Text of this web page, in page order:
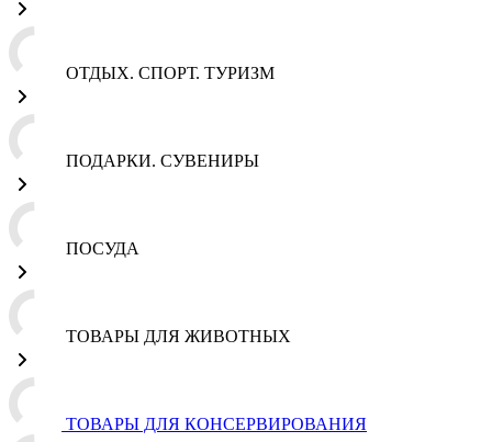
ОТДЫХ. СПОРТ. ТУРИЗМ
ПОДАРКИ. СУВЕНИРЫ
ПОСУДА
ТОВАРЫ ДЛЯ ЖИВОТНЫХ
ТОВАРЫ ДЛЯ КОНСЕРВИРОВАНИЯ